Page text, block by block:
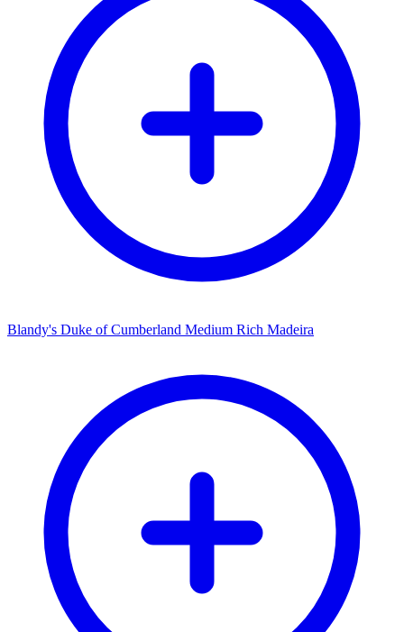
Blandy's Duke of Cumberland Medium Rich Madeira